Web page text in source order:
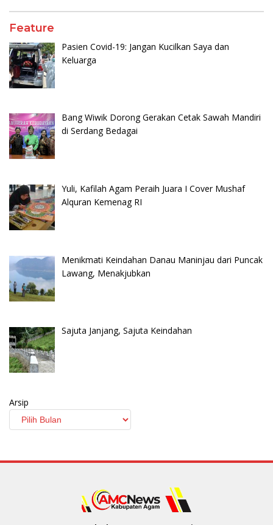
Feature
Pasien Covid-19: Jangan Kucilkan Saya dan
Keluarga
Bang Wiwik Dorong Gerakan Cetak Sawah Mandiri
di Serdang Bedagai
Yuli, Kafilah Agam Peraih Juara I Cover Mushaf
Alquran Kemenag RI
Menikmati Keindahan Danau Maninjau dari Puncak
Lawang, Menakjubkan
Sajuta Janjang, Sajuta Keindahan
Arsip